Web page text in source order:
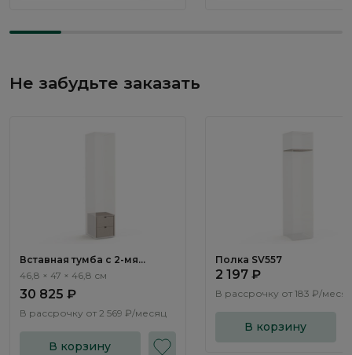
Не забудьте заказать
Вставная тумба c 2-мя
ящиками SV555
46,8 × 47 × 46,8 см
30 825 ₽
В рассрочку от 2 569 ₽/месяц
В корзину
Полка SV557
2 197 ₽
В рассрочку от 183 ₽/
В корзину